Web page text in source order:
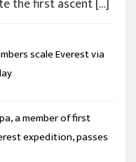
the first ascent […]
scale Everest via
a member of first
expedition, passes